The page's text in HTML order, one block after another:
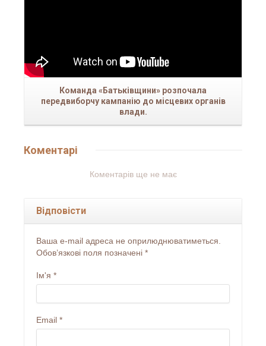
Команда «Батьківщини» розпочала
передвиборчу кампанію до місцевих органів
влади.
Коментарі
Коментарів ще не має
Відповісти
Ваша e-mail адреса не оприлюднюватиметься.
Обов’язкові поля позначені *
Ім'я *
Email *